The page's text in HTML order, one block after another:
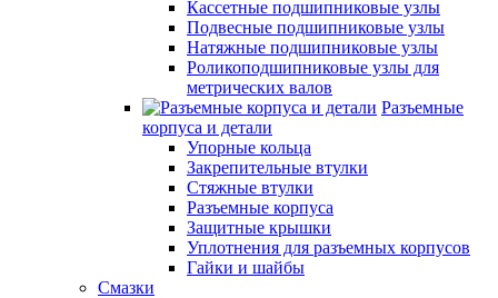
Кассетные подшипниковые узлы
Подвесные подшипниковые узлы
Натяжные подшипниковые узлы
Роликоподшипниковые узлы для
метрических валов
Разъемные
корпуса и детали
Упорные кольца
Закрепительные втулки
Стяжные втулки
Разъемные корпуса
Защитные крышки
Уплотнения для разъемных корпусов
Гайки и шайбы
Смазки